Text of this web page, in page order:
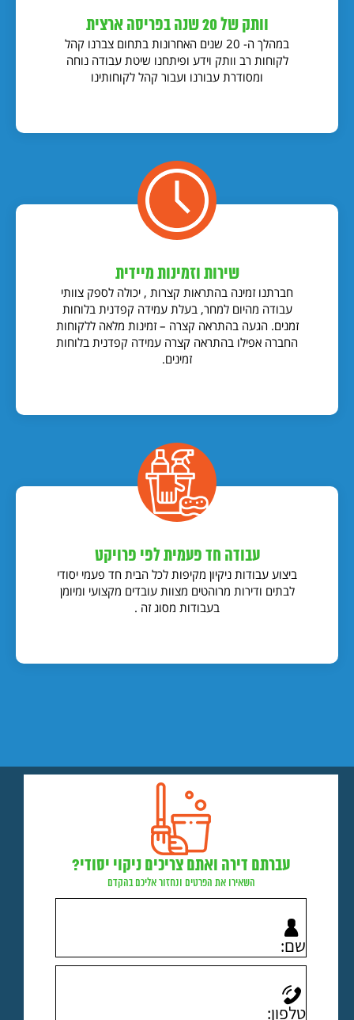
וותק של 20 שנה בפריסה ארצית
במהלך ה- 20 שנים האחרונות בתחום צברנו קהל
לקוחות רב וותק וידע ופיתחנו שיטת עבודה נוחה
ומסודרת עבורנו ועבור קהל לקוחותינו
שירות וזמינות מיידית
חברתנו זמינה בהתראות קצרות , יכולה לספק צוותי
עבודה מהיום למחר, בעלת עמידה קפדנית בלוחות
זמנים. הגעה בהתראה קצרה – זמינות מלאה ללקוחות
החברה אפילו בהתראה קצרה עמידה קפדנית בלוחות
זמינים.
עבודה חד פעמית לפי פרויקט
ביצוע עבודות ניקיון מקיפות לכל הבית חד פעמי יסודי
לבתים ודירות מרוהטים מצוות עובדים מקצועי ומיומן
בעבודות מסוג זה .
עברתם דירה ואתם צריכים ניקוי יסודי?
השאירו את הפרטים ונחזור אליכם בהקדם